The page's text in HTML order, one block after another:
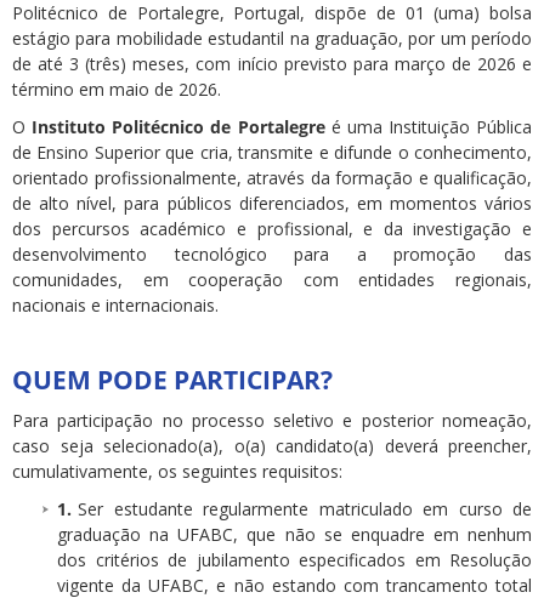
Politécnico de Portalegre, Portugal, dispõe de 01 (uma) bolsa
estágio para mobilidade estudantil na graduação, por um período
de até 3 (três) meses, com início previsto para março de 2026 e
término em maio de 2026.
O Instituto Politécnico de Portalegreé uma Instituição Pública
de Ensino Superior que cria, transmite e difunde o conhecimento,
orientado profissionalmente, através da formação e qualificação,
de alto nível, para públicos diferenciados, em momentos vários
dos percursos académico e profissional, e da investigação e
desenvolvimento tecnológico para a promoção das
comunidades, em cooperação com entidades regionais,
nacionais e internacionais.
QUEM PODE PARTICIPAR?
Para participação no processo seletivo e posterior nomeação,
caso seja selecionado(a), o(a) candidato(a) deverá preencher,
cumulativamente, os seguintes requisitos:
Ser estudante regularmente matriculado em curso de
graduação na UFABC, que não se enquadre em nenhum
dos critérios de jubilamento especificados em Resolução
vigente da UFABC, e não estando com trancamento total